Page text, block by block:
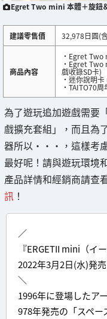
Egret Two mini 本體＋旋鈕
建議零售價 32,978日圓(
商品內容
・Egret Two
・Egret Two
戲收錄SD卡)
・迷你說明
・TAITO70
為了遊玩追加遊戲需要
戲擴充套組」，而且為
器所以・・・，這樣考
最好呢！請與遊玩環境
產品詳情和經銷商請查
訊 ！
／
『ERGETII mini（イ
2022年3月2日(水)発
＼
1996年に登場したア
978年発売の「スペ